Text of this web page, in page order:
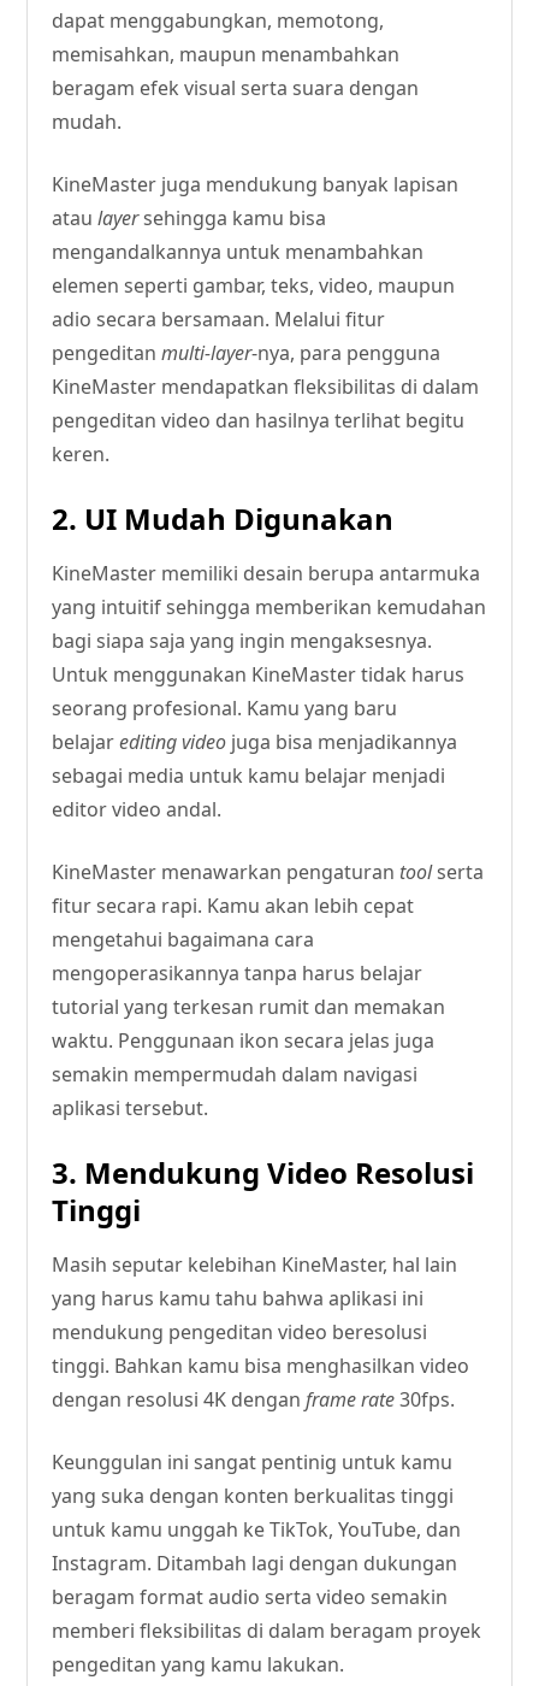
dapat menggabungkan, memotong,
memisahkan, maupun menambahkan
beragam efek visual serta suara dengan
mudah.
KineMaster juga mendukung banyak lapisan
ataulayersehingga kamu bisa
mengandalkannya untuk menambahkan
elemen seperti gambar, teks, video, maupun
adio secara bersamaan. Melalui fitur
pengeditanmulti-layer-nya, para pengguna
KineMaster mendapatkan fleksibilitas di dalam
pengeditan video dan hasilnya terlihat begitu
keren.
2. UI Mudah Digunakan
KineMaster memiliki desain berupa antarmuka
yang intuitif sehingga memberikan kemudahan
bagi siapa saja yang ingin mengaksesnya.
Untuk menggunakan KineMaster tidak harus
seorang profesional. Kamu yang baru
belajarediting video juga bisa menjadikannya
sebagai media untuk kamu belajar menjadi
editor video andal.
KineMaster menawarkan pengaturan toolserta
fitur secara rapi. Kamu akan lebih cepat
mengetahui bagaimana cara
mengoperasikannya tanpa harus belajar
tutorial yang terkesan rumit dan memakan
waktu. Penggunaan ikon secara jelas juga
semakin mempermudah dalam navigasi
aplikasi tersebut.
3. Mendukung Video Resolusi
Tinggi
Masih seputar kelebihan KineMaster, hal lain
yang harus kamu tahu bahwa aplikasi ini
mendukung pengeditan video beresolusi
tinggi. Bahkan kamu bisa menghasilkan video
dengan resolusi 4K denganframe rate30fps.
Keunggulan ini sangat pentinig untuk kamu
yang suka dengan konten berkualitas tinggi
untuk kamu unggah ke TikTok, YouTube, dan
Instagram. Ditambah lagi dengan dukungan
beragam format audio serta video semakin
memberi fleksibilitas di dalam beragam proyek
pengeditan yang kamu lakukan.